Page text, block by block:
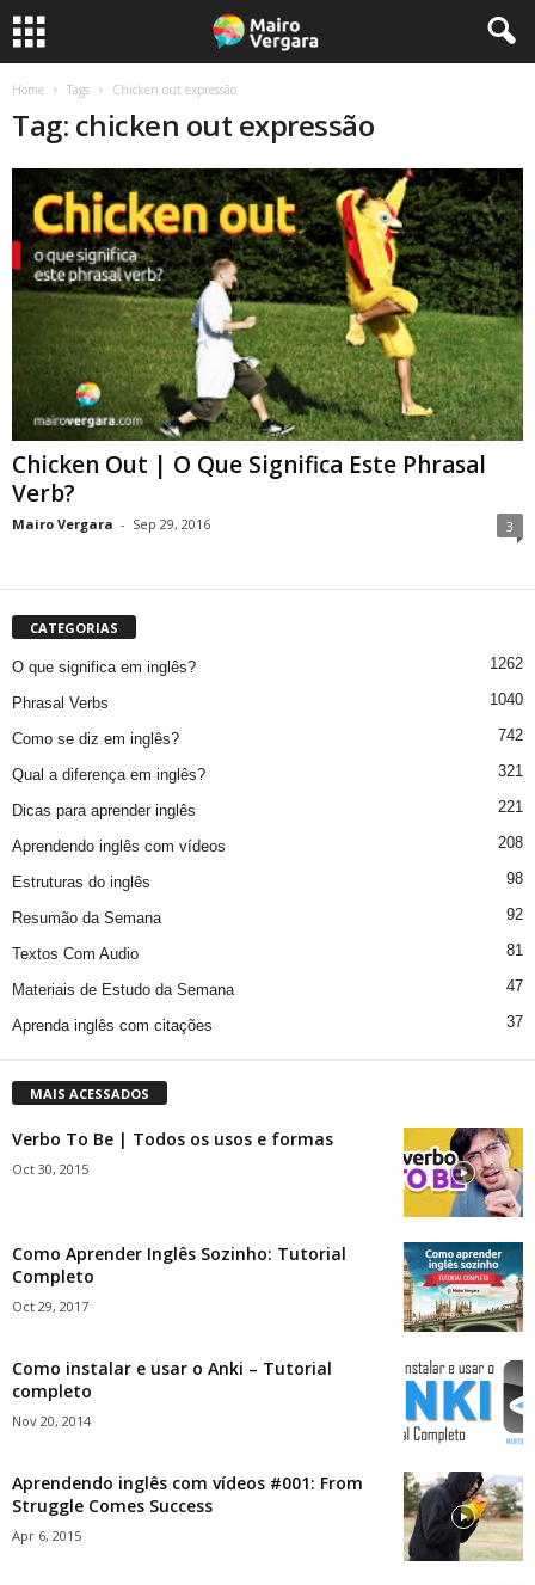
Home Tags Chicken out expressão
Tag: chicken out expressão
Chicken Out | O Que Significa Este Phrasal
Verb?
Mairo Vergara - Sep 29, 2016 3
CATEGORIAS
O que significa em inglês? 1262
Phrasal Verbs 1040
Como se diz em inglês? 742
Qual a diferença em inglês? 321
Dicas para aprender inglês 221
Aprendendo inglês com vídeos 208
Estruturas do inglês 98
Resumão da Semana 92
Textos Com Audio 81
Materiais de Estudo da Semana 47
Aprenda inglês com citações 37
MAIS ACESSADOS
Verbo To Be | Todos os usos e formas
Oct 30, 2015
Como Aprender Inglês Sozinho: Tutorial
Completo
Oct 29, 2017
Como instalar e usar o Anki – Tutorial
completo
Nov 20, 2014
Aprendendo inglês com vídeos #001: From
Struggle Comes Success
Apr 6, 2015